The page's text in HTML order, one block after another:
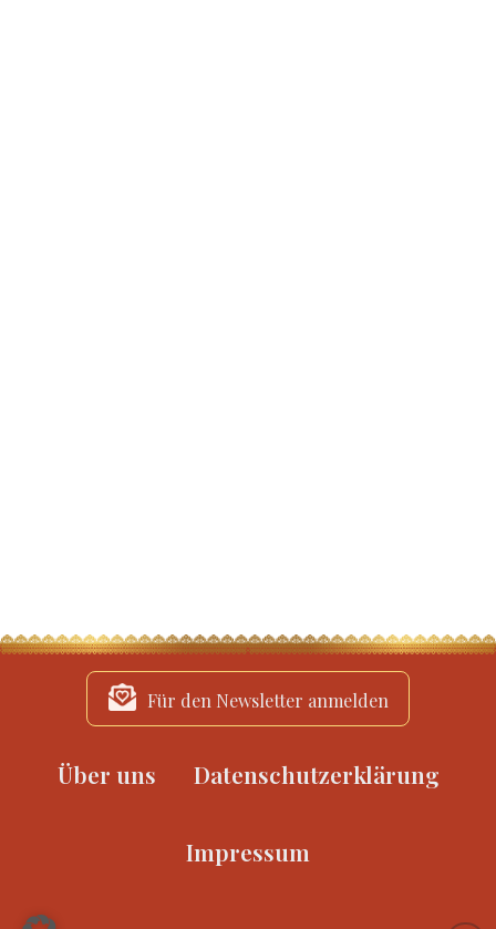
Für den Newsletter anmelden
Über uns Datenschutzerklärung
Impressum